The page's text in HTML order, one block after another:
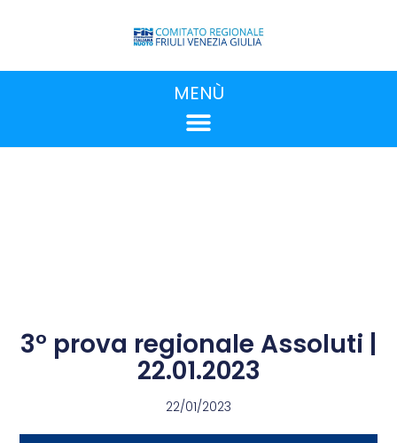
MENÙ
3° prova regionale Assoluti |
22.01.2023
22/01/2023